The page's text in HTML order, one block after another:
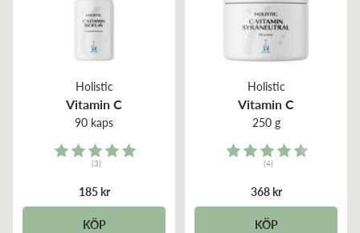
Holistic
Vitamin C
90 kaps
Rating:
(3)
185 kr
KÖP
Holistic
Vitamin C
250 g
Rating:
(4)
368 kr
KÖP